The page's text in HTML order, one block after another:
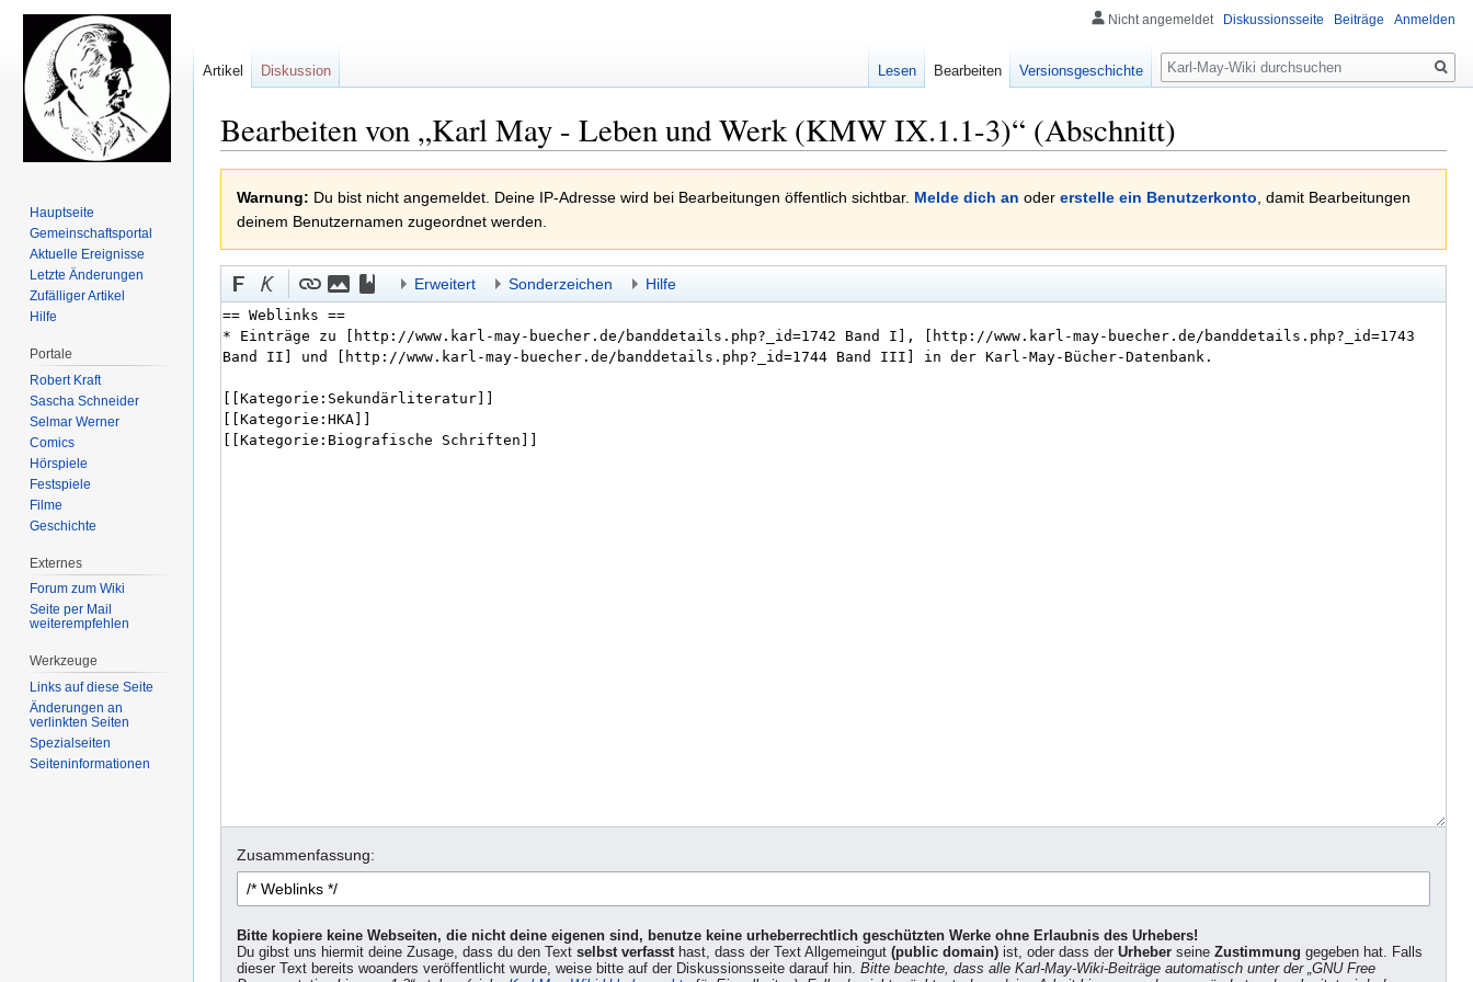
Bearbeiten von „Karl May - Leben und Werk (KMW IX.1.1-3)“ (Abschnitt)
Navigation
springen
Suche
springen
Warnung: Du bist nicht angemeldet. Deine IP-Adresse wird bei Bearbeitungen öffentlich sichtbar. Melde dich an oder erstelle ein Benutzerkonto, damit Bearbeitungen
deinem Benutzernamen zugeordnet werden.
Erweitert Sonderzeichen Hilfe
Zusammenfassung:
Bitte kopiere keine Webseiten, die nicht deine eigenen sind, benutze keine urheberrechtlich geschützten Werke ohne Erlaubnis des Urhebers!
Du gibst uns hiermit deine Zusage, dass du den Text selbst verfassthast, dass der Text Allgemeingut (public domain) ist, oder dass der Urheber seine Zustimmung gegeben hat. Falls
dieser Text bereits woanders veröffentlicht wurde, weise bitte auf der Diskussionsseite darauf hin. Bitte beachte, dass alle Karl-May-Wiki-Beiträge automatisch unter der „GNU Free
Nicht angemeldet Diskussionsseite Beiträge Anmelden
Artikel Diskussion Lesen Bearbeiten Versionsgeschichte
Suche
Hauptseite
Gemeinschafts­portal
Aktuelle Ereignisse
Letzte Änderungen
Zufälliger Artikel
Hilfe
Portale
Robert Kraft
Sascha Schneider
Selmar Werner
Comics
Hörspiele
Festspiele
Filme
Geschichte
Externes
Forum zum Wiki
Seite per Mail
weiterempfehlen
Werkzeuge
Links auf diese Seite
Änderungen an
verlinkten Seiten
Spezialseiten
Seiten­informationen